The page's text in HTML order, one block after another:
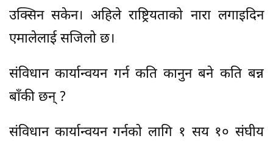
उक्सिन सकेन। अहिले राष्ट्रियताको नारा लगाइदिन
एमालेलाई सजिलो छ।
संविधान कार्यान्वयन गर्न कति कानुन बने कति बन्न
बाँकी छन् ?
संविधान कार्यान्वयन गर्नको लागि १ सय १० संघीय